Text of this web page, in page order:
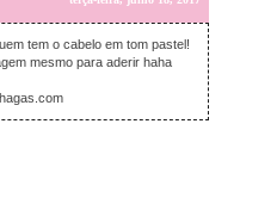
tem o cabelo em tom pastel!
mesmo para aderir haha